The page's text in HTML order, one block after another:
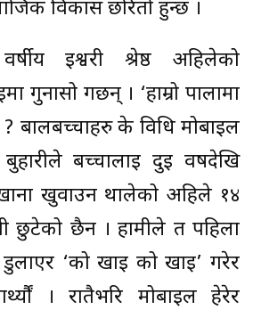
विकास छरितो हुन्छ ।
इश्वरी श्रेष्ठ अहिलेको
गुनासो गर्छन् । ‘हाम्रो पालामा
? बालबच्चाहरु के विधि मोबाइल
बच्चालाई दुई वर्षदेखि
खुवाउन थालेको अहिले १४
छुटेको छैन । हामीले त पहिला
डुलाएर ‘को खाइ को खाइ’ गरेर
। रातैभरि मोबाइल हेरेर